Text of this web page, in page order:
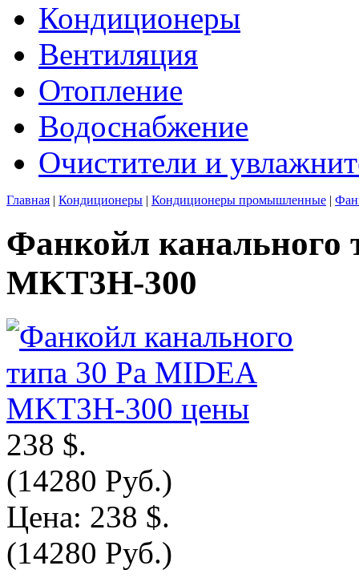
Кондиционеры
Вентиляция
Отопление
Водоснабжение
Очистители и
Главная | Кондиционеры | Кондиционеры промышленные |
Фанкойл канального
MKT3H-300
238 $.
(14280 Руб.)
Цена: 238 $.
(14280 Руб.)